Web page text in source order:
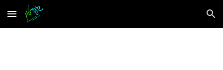
Skip to main content Skip to navigation